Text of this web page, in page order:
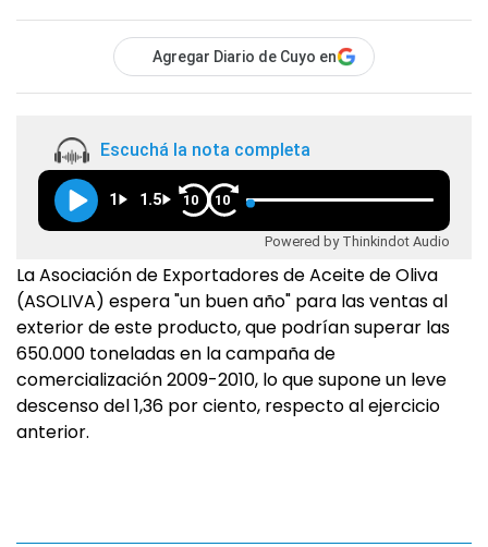
Agregar Diario de Cuyo en
Escuchá la nota completa
1 1.5 10 10
Powered by Thinkindot Audio
La Asociación de Exportadores de Aceite de Oliva
(ASOLIVA) espera "un buen año" para las ventas al
exterior de este producto, que podrían superar las
650.000 toneladas en la campaña de
comercialización 2009-2010, lo que supone un leve
descenso del 1,36 por ciento, respecto al ejercicio
anterior.